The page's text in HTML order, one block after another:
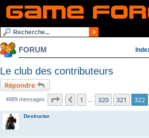
FORUM
Le club des contributeurs
Répondre
4889 messages Page 322 sur326
Précédente
1 … 320 321 322
Destructor